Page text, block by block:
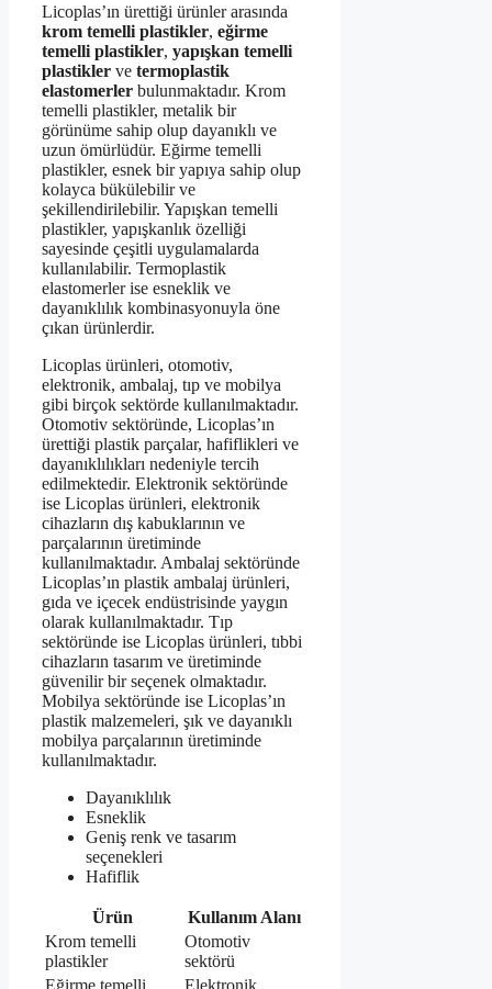
Licoplas’ın ürettiği ürünler arasında
krom temelli plastikler, eğirme
temelli plastikler, yapışkan temelli
plastikler ve termoplastik
elastomerler bulunmaktadır. Krom
temelli plastikler, metalik bir
görünüme sahip olup dayanıklı ve
uzun ömürlüdür. Eğirme temelli
plastikler, esnek bir yapıya sahip olup
kolayca bükülebilir ve
şekillendirilebilir. Yapışkan temelli
plastikler, yapışkanlık özelliği
sayesinde çeşitli uygulamalarda
kullanılabilir. Termoplastik
elastomerler ise esneklik ve
dayanıklılık kombinasyonuyla öne
çıkan ürünlerdir.
Licoplas ürünleri, otomotiv,
elektronik, ambalaj, tıp ve mobilya
gibi birçok sektörde kullanılmaktadır.
Otomotiv sektöründe, Licoplas’ın
ürettiği plastik parçalar, hafiflikleri ve
dayanıklılıkları nedeniyle tercih
edilmektedir. Elektronik sektöründe
ise Licoplas ürünleri, elektronik
cihazların dış kabuklarının ve
parçalarının üretiminde
kullanılmaktadır. Ambalaj sektöründe
Licoplas’ın plastik ambalaj ürünleri,
gıda ve içecek endüstrisinde yaygın
olarak kullanılmaktadır. Tıp
sektöründe ise Licoplas ürünleri, tıbbi
cihazların tasarım ve üretiminde
güvenilir bir seçenek olmaktadır.
Mobilya sektöründe ise Licoplas’ın
plastik malzemeleri, şık ve dayanıklı
mobilya parçalarının üretiminde
kullanılmaktadır.
Dayanıklılık
Esneklik
Geniş renk ve tasarım
seçenekleri
Hafiflik
Ürün
Kullanım Alanı
Krom temelli
plastikler
Otomotiv
sektörü
Eğirme temelli
Elektronik